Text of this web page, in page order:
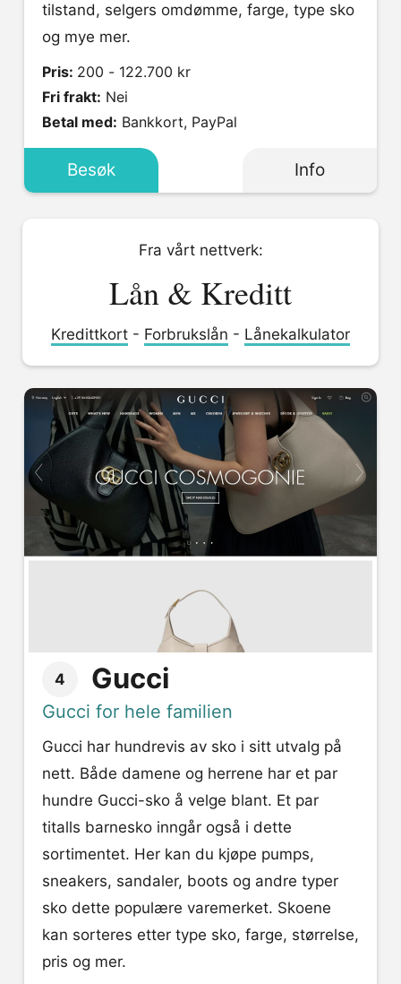
tilstand, selgers omdømme, farge, type sko
og mye mer.
Pris: 200 - 122.700 kr
Fri frakt: Nei
Betal med: Bankkort, PayPal
Besøk Info
Fra vårt nettverk:
Lån & Kreditt
Kredittkort - Forbrukslån - Lånekalkulator
4 Gucci
Gucci for hele familien
Gucci har hundrevis av sko i sitt utvalg på
nett. Både damene og herrene har et par
hundre Gucci-sko å velge blant. Et par
titalls barnesko inngår også i dette
sortimentet. Her kan du kjøpe pumps,
sneakers, sandaler, boots og andre typer
sko dette populære varemerket. Skoene
kan sorteres etter type sko, farge, størrelse,
pris og mer.